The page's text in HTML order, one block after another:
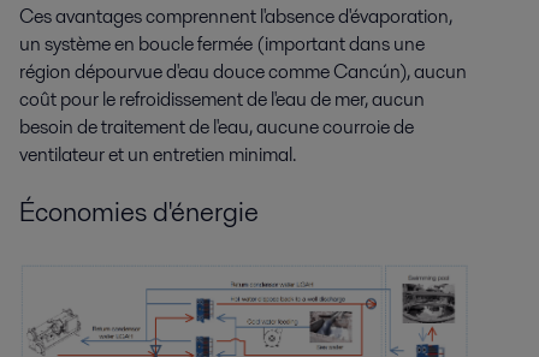
Ces avantages comprennent l'absence d'évaporation,
un système en boucle fermée (important dans une
région dépourvue d'eau douce comme Cancún), aucun
coût pour le refroidissement de l'eau de mer, aucun
besoin de traitement de l'eau, aucune courroie de
ventilateur et un entretien minimal.
Économies d'énergie